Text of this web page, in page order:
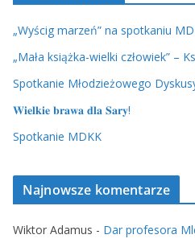
„Wyścig marzeń” na spotkaniu
„Mała książka-wielki człowiek” –
Spotkanie Młodzieżowego
𝐖𝐢𝐞𝐥𝐤𝐢𝐞 𝐛𝐫𝐚𝐰𝐚 𝐝𝐥𝐚 𝐒𝐚𝐫𝐲!
Spotkanie MDKK
Najnowsze komentarze
Wiktor Adamus - Dar profesora